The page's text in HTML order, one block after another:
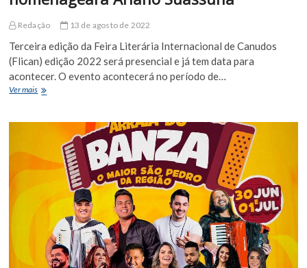
Redação 13 de agosto de 2022
Terceira edição da Feira Literária Internacional de Canudos
(Flican) edição 2022 será presencial e já tem data para
acontecer. O evento acontecerá no período de…
Ver maisFeira
homenageará
Ariano
Suassuna